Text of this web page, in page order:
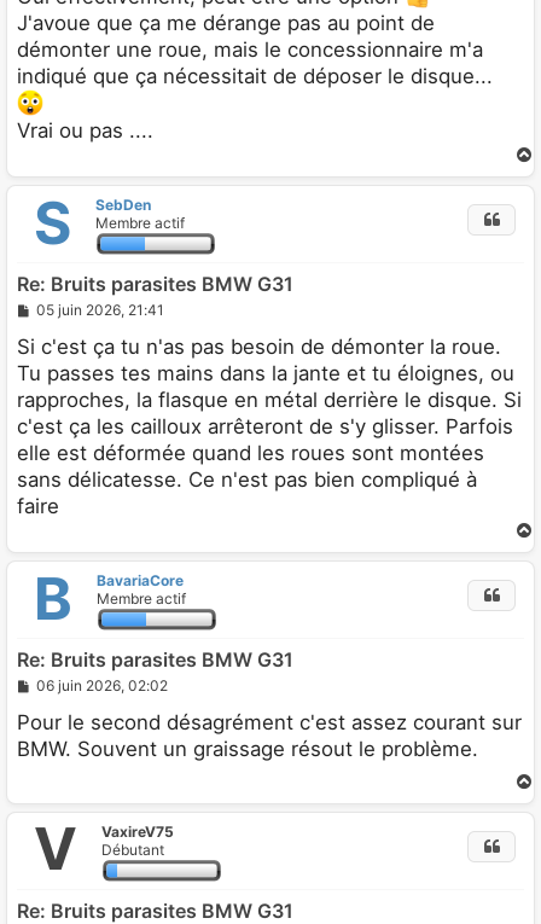
s
a
g
e
J'avoue que ça me dérange pas au point de
démonter une roue, mais le concessionnaire m'a
indiqué que ça nécessitait de déposer le disque...
Vrai ou pas ....
S
SebDen
Membre actif
Re: Bruits parasites BMW G31
M
s
s
a
g
e
05 juin 2026, 21:41
Si c'est ça tu n'as pas besoin de démonter la roue.
Tu passes tes mains dans la jante et tu éloignes, ou
rapproches, la flasque en métal derrière le disque. Si
c'est ça les cailloux arrêteront de s'y glisser. Parfois
elle est déformée quand les roues sont montées
sans délicatesse. Ce n'est pas bien compliqué à
faire
B
BavariaCore
Membre actif
Re: Bruits parasites BMW G31
M
s
s
a
06 juin 2026, 02:02
Pour le second désagrément c'est assez courant sur
BMW. Souvent un graissage résout le problème.
V
VaxireV75
Débutant
Re: Bruits parasites BMW G31